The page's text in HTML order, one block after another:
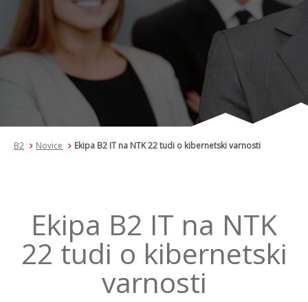
B2 Novice Ekipa B2 IT na NTK 22 tudi o kibernetski varnosti
Ekipa B2 IT na NTK
22 tudi o kibernetski
varnosti